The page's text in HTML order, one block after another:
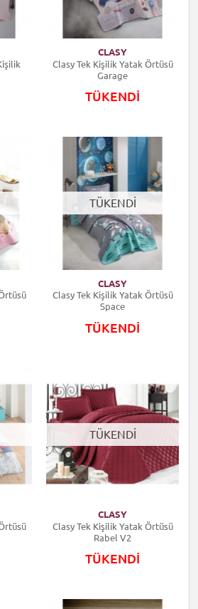
CLASY
Clasy Tek Kişilik Yatak Örtüsü
Garage
TÜKENDİ
TÜKENDİ
CLASY
Clasy Tek Kişilik Yatak Örtüsü
Space
TÜKENDİ
TÜKENDİ
CLASY
Clasy Tek Kişilik Yatak Örtüsü
Rabel V2
TÜKENDİ